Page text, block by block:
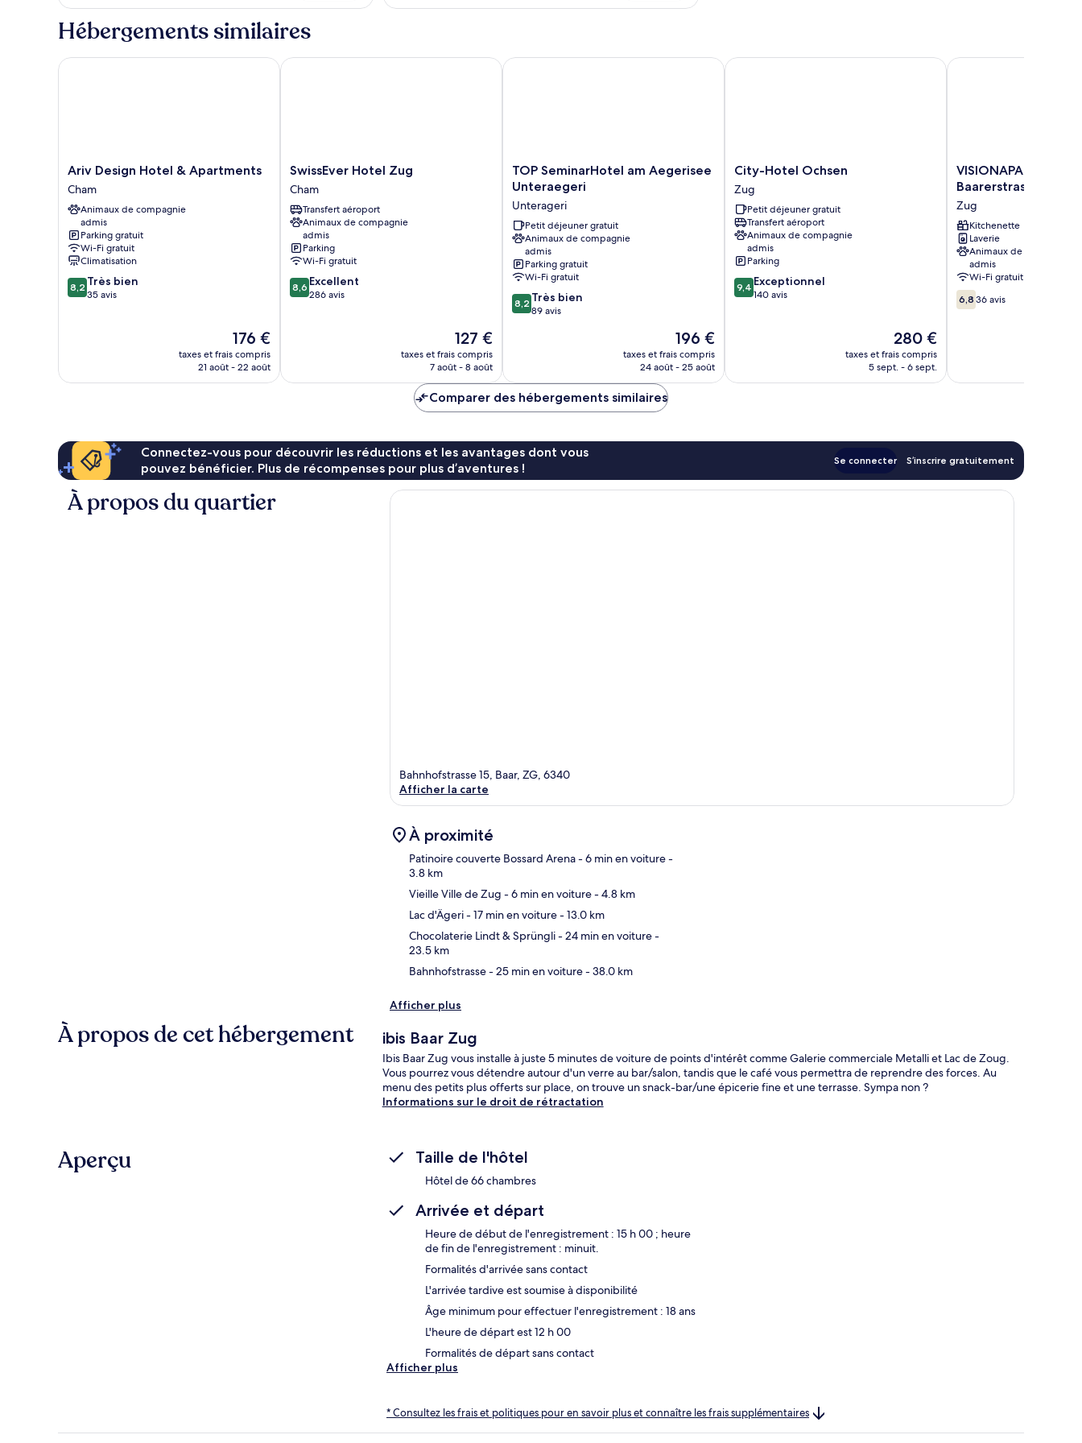
(New
Sleep
Easy
le
type
de
Chambre
Easy
Concept)
Double
Hébergements similaires
Ariv
Design
Hotel
&
Apartments
Cham
Ariv Design Hotel & Apartments
Cham
Animaux de compagnie
admis
Parking gratuit
Wi-Fi gratuit
Climatisation
8.2
sur
8,2 Très bien
35 avis
Le
nouveau
prix
176 €
taxes et frais compris
21 août - 22 août
Ariv Design Hotel & Apartments
SwissEver
Hotel
Zug
Cham
SwissEver Hotel Zug
Cham
Transfert aéroport
Animaux de compagnie
admis
Parking
Wi-Fi gratuit
8.6
sur
8,6 Excellent
286 avis
Le
nouveau
prix
de
127 €
127 €
taxes et frais compris
7 août - 8 août
SwissEver Hotel Zug
TOP
SeminarHotel
Aegerisee
Unteraegeri
Unterageri
TOP SeminarHotel am Aegerisee
Unteraegeri
Unterageri
Petit déjeuner gratuit
Animaux de compagnie
admis
Parking gratuit
Wi-Fi gratuit
8.2
sur
8,2 Très bien
89 avis
Le
nouveau
prix
196 €
taxes et frais compris
24 août - 25 août
TOP SeminarHotel am Aegerisee Unteraegeri
City-
Hotel
Ochsen
Zug
City-Hotel Ochsen
Zug
Petit déjeuner gratuit
Transfert aéroport
Animaux de compagnie
admis
Parking
9.4
sur
9,4 Exceptionnel
140 avis
Le
nouveau
prix
280 €
taxes et frais compris
5 sept. - 6 sept.
City-Hotel Ochsen
VISIONAPARTMENTS
Zug
Zug
Baarerstrasse
Zug
Kitchenette
Laverie
Animaux de compagnie
admis
Wi-Fi gratuit
6.8
sur
6,8 36 avis
VISIONAPARTMENTS
Comparer des hébergements similaires
Connectez-vous pour découvrir les réductions et les avantages dont vous
pouvez bénéficier. Plus de récompenses pour plus d’aventures !
Se connecter S’inscrire gratuitement
À propos du quartier
Bahnhofstrasse 15, Baar, ZG, 6340
Afficher la carte
À proximité
Patinoire couverte Bossard Arena- 6 min en voiture-
3.8 km
Vieille Ville de Zug - 6 min en voiture- 4.8 km
Lac d'Ägeri- 17 min en voiture- 13.0 km
Chocolaterie Lindt & Sprüngli- 24 min en voiture-
23.5 km
Bahnhofstrasse- 25 min en voiture- 38.0 km
Afficher plus
À propos de cet hébergement ibis Baar Zug
Ibis Baar Zug vous installe à juste 5 minutes de voiture de points d'intérêt comme Galerie commerciale Metalli et Lac de Zoug.
Vous pourrez vous détendre autour d'un verre au bar/salon, tandis que le café vous permettra de reprendre des forces. Au
menu des petits plus offerts sur place, on trouve un snack-bar/une épicerie fine et une terrasse. Sympa non ?
Informations sur le droit de rétractation
Aperçu Taille de l'hôtel
Hôtel de 66 chambres
Arrivée et départ
Heure de début de l'enregistrement : 15 h 00 ; heure
de fin de l'enregistrement : minuit.
Formalités d'arrivée sans contact
L'arrivée tardive est soumise à disponibilité
Âge minimum pour effectuer l'enregistrement : 18 ans
L'heure de départ est 12 h 00
Formalités de départ sans contact
Afficher plus
* Consultez les frais et politiques pour en savoir plus et connaître les frais supplémentaires